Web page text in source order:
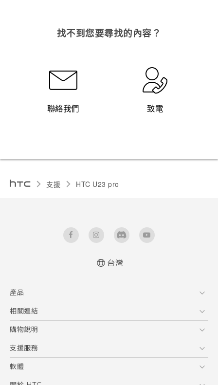
找不到您要尋找的內容？
聯絡我們 致電
支援 HTC U23 pro‎
User manual
台灣
產品
5G
智慧型手機
配件
相關連結
HTC Research
購物說明
購物須知
訂單管理
付款方式
支援服務
到府收送維修服務
服務中心資訊
軟體
應用程式